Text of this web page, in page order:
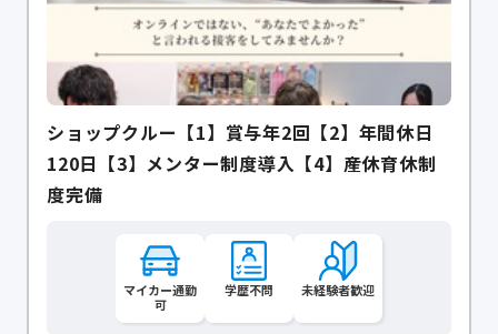
ショップクルー【1】賞与年2回【2】年間休日
120日【3】メンター制度導入【4】産休育休制
度完備
マイカー通勤
可
学歴不問 未経験者歓迎